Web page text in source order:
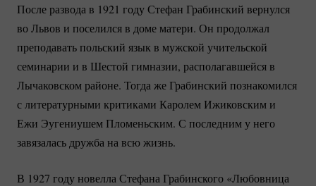
После развода в 1921 году Стефан Грабинский вернулся
во Львов и поселился в доме матери. Он продолжал
преподавать польский язык в мужской учительской
семинарии и в Шестой гимназии, располагавшейся в
Лычаковском районе. Тогда же Грабинский познакомился
с литературными критиками Каролем Ижиковским и
Ежи Эугениушем Пломеньским. С последним у него
завязалась дружба на всю жизнь.
В 1927 году новелла Стефана Грабинского «Любовница